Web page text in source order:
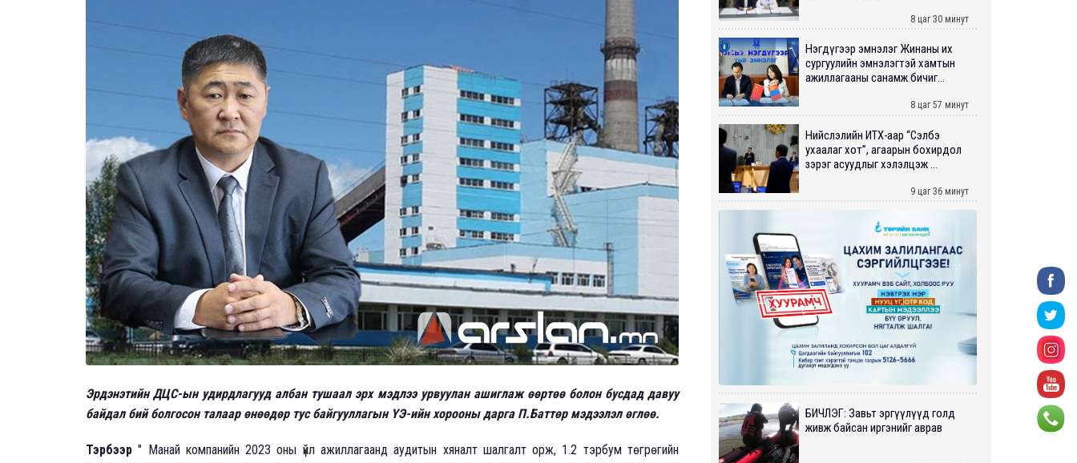
Эрдэнэтийн ДЦС-ын удирдлагууд албан тушаал эрх мэдлээ урвуулан ашиглаж өөртөө болон бусдад давуу
байдал бий болгосон талаар өнөөдөр тус байгууллагын ҮЭ-ийн хорооны дарга П.Баттөр мэдээлэл өглөө.
Тэрбээр " Манай компанийн 2023 оны үйл ажиллагаанд аудитын хяналт шалгалт орж, 1.2 тэрбум төгрөгийн
8 цаг 30 минут
Нэгдүгээр эмнэлэг Жинаны их
сургуулийн эмнэлэгтэй хамтын
ажиллагааны санамж бичиг...
8 цаг 57 минут
Нийслэлийн ИТХ-аар “Сэлбэ
ухаалаг хот”, агаарын бохирдол
зэрэг асуудлыг хэлэлцэж ...
9 цаг 36 минут
БИЧЛЭГ: Завьт эргүүлүүд голд
живж байсан иргэнийг аврав